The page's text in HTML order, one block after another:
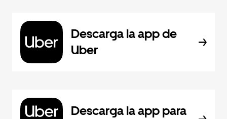
Descarga la app de
Uber
Descarga la app para